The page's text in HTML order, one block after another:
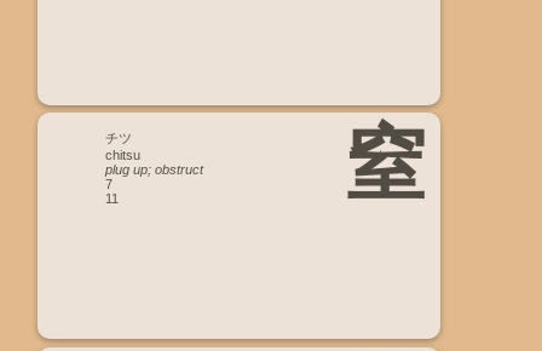
窒
チツ
chitsu
plug up; obstruct
7
11